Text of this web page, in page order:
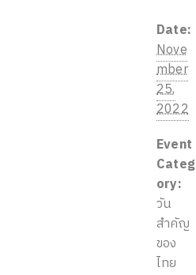
Date:
Nove
mber
25,
2022
Event
Categ
ory:
วัน
สำคัญ
ของ
ไทย